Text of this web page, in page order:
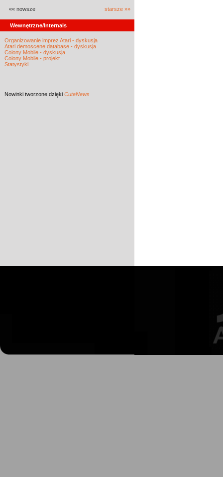
«« nowsze starsze »»
Wewnętrzne/Internals
Organizowanie imprez Atari - dyskusja
Atari demoscene database - dyskusja
Colony Mobile - dyskusja
Colony Mobile - projekt
Statystyki
Nowinki tworzone dzięki CuteNews